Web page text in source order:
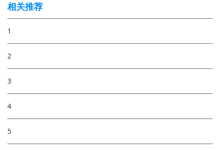
相关推荐
1
2
3
4
5